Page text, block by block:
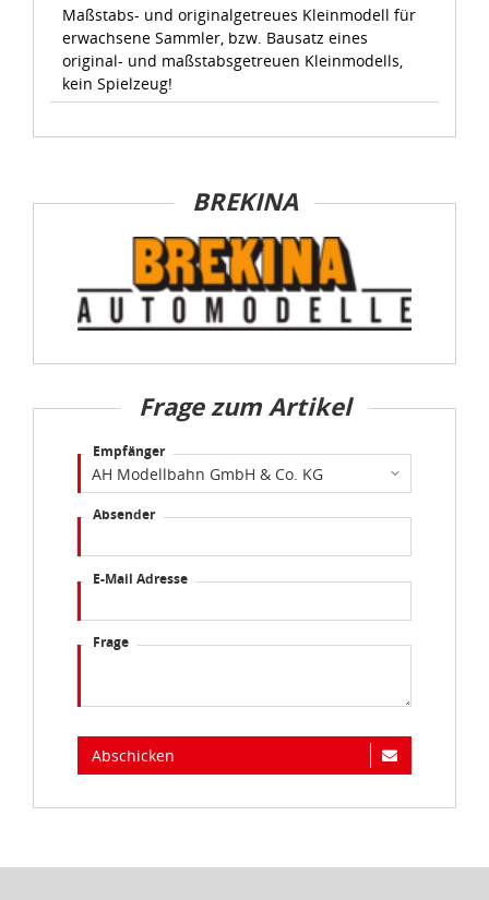
auf Ihrem Bildschirm anpassen und damit widerrufen.
idee+spiel Betriebs-GmbH
Datenschutzbestimmungen
Maßstabs- und originalgetreues Kleinmodell für
erwachsene Sammler, bzw. Bausatz eines
original- und maßstabsgetreuen Kleinmodells,
kein Spielzeug!
BREKINA
Frage zum Artikel
Empfänger
Absender
E-Mail Adresse
Frage
Abschicken